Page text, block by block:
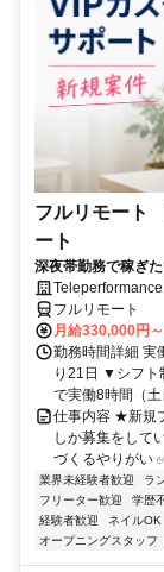
フルリモート
ート
深夜帯勤務で稼ぎ
フルリモート
月給330,000円
勤務時間詳細 実
り21日 ▼シフト
で実働8時間（土
仕事内容 ★新規
しか募集をして
づくるやりがい
業界未経験者歓迎 ラ
フリーター歓迎
学歴
経験者歓迎
ネイルOK
オープニングスタッフ